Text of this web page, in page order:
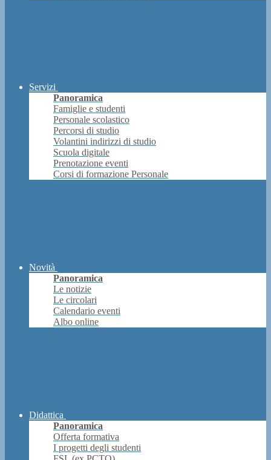
Servizi
Panoramica
Famiglie e studenti
Personale scolastico
Percorsi di studio
Volantini indirizzi di studio
Scuola digitale
Prenotazione eventi
Corsi di formazione Personale
Novità
Panoramica
Le notizie
Le circolari
Calendario eventi
Albo online
Didattica
Panoramica
Offerta formativa
I progetti degli studenti